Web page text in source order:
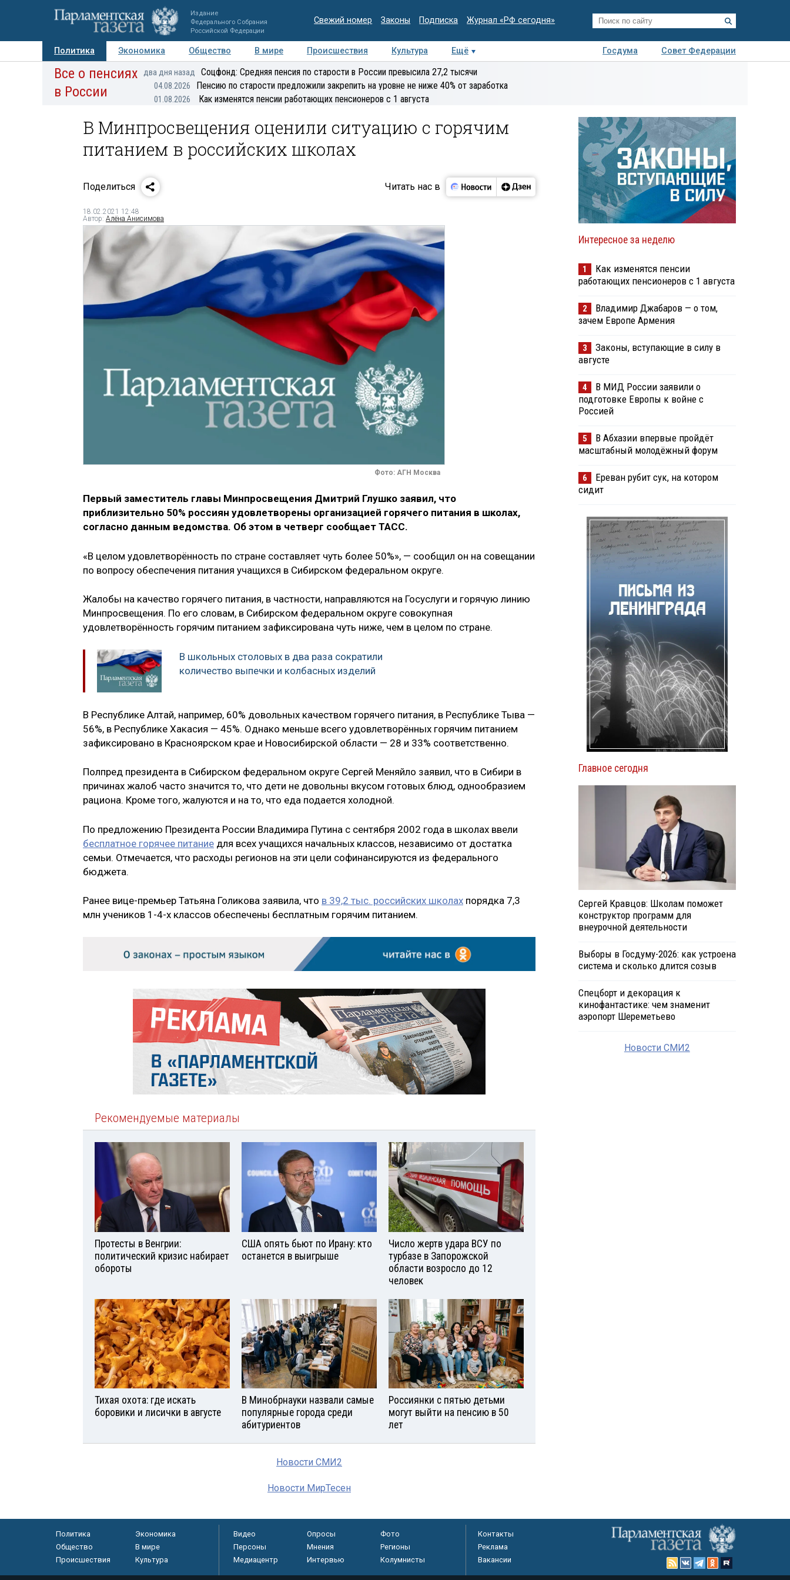
Издание
Федерального Собрания
Российской Федерации
Свежий номер Законы Подписка Журнал «РФ сегодня»
Политика Экономика Общество В мире Происшествия Культура Ещё Госдума
Совет Федерации
Авторы Персоны Мнения Регионы Медиацентр Интервью Колумнисты
Все о пенсиях
в России
два дня назад Соцфонд: Средняя пенсия по старости в России превысила 27,2 тысячи
04.08.2026 Пенсию по старости предложили закрепить на уровне не ниже 40% от заработка
01.08.2026 Как изменятся пенсии работающих пенсионеров с 1 августа
В Минпросвещения оценили ситуацию с горячим
питанием в российских школах
Поделиться Читать нас в
18.02.2021 12:48
Автор: Алёна Анисимова
Фото: АГН Москва
Первый заместитель главы Минпросвещения Дмитрий Глушко заявил, что
приблизительно 50% россиян удовлетворены организацией горячего питания в школах,
согласно данным ведомства. Об этом в четверг сообщает ТАСС.
«В целом удовлетворённость по стране составляет чуть более 50%», — сообщил он на совещании
по вопросу обеспечения питания учащихся в Сибирском федеральном округе.
Жалобы на качество горячего питания, в частности, направляются на Госуслуги и горячую линию
Минпросвещения. По его словам, в Сибирском федеральном округе совокупная
удовлетворённость горячим питанием зафиксирована чуть ниже, чем в целом по стране.
В школьных столовых в два раза сократили
количество выпечки и колбасных изделий
В Республике Алтай, например, 60% довольных качеством горячего питания, в Республике Тыва —
56%, в Республике Хакасия — 45%. Однако меньше всего удовлетворённых горячим питанием
зафиксировано в Красноярском крае и Новосибирской области — 28 и 33% соответственно.
Полпред президента в Сибирском федеральном округе Сергей Меняйло заявил, что в Сибири в
причинах жалоб часто значится то, что дети не довольны вкусом готовых блюд, однообразием
рациона. Кроме того, жалуются и на то, что еда подается холодной.
По предложению Президента России Владимира Путина с сентября 2002 года в школах ввели
бесплатное горячее питание для всех учащихся начальных классов, независимо от достатка
семьи. Отмечается, что расходы регионов на эти цели софинансируются из федерального
бюджета.
Ранее вице-премьер Татьяна Голикова заявила, что в 39,2 тыс. российских школах порядка 7,3
млн учеников 1-4-х классов обеспечены бесплатным горячим питанием.
Рекомендуемые материалы
Протесты в Венгрии:
политический кризис набирает
обороты
США опять бьют по Ирану: кто
останется в выигрыше
Число жертв удара ВСУ по
турбазе в Запорожской
области возросло до 12
человек
Тихая охота: где искать
боровики и лисички в августе
В Минобрнауки назвали самые
популярные города среди
абитуриентов
Россиянки с пятью детьми
могут выйти на пенсию в 50
лет
Новости СМИ2
Новости МирТесен
Интересное за неделю
1
Как изменятся пенсии
работающих пенсионеров с 1 августа
2
Владимир Джабаров — о том,
зачем Европе Армения
3
Законы, вступающие в силу в
августе
4
В МИД России заявили о
подготовке Европы к войне с
Россией
5
В Абхазии впервые пройдёт
масштабный молодёжный форум
6
Ереван рубит сук, на котором
сидит
Главное сегодня
Сергей Кравцов: Школам поможет
конструктор программ для
внеурочной деятельности
Выборы в Госдуму-2026: как устроена
система и сколько длится созыв
Спецборт и декорация к
кинофантастике: чем знаменит
аэропорт Шереметьево
Новости СМИ2
Политика
Экономика
Общество
В мире
Происшествия
Культура
Видео Опросы
Фото
Персоны
Мнения
Регионы
Медиацентр
Интервью Колумнисты
Контакты
Реклама
Вакансии